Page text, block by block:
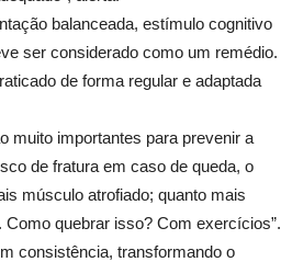
balanceada, estímulo cognitivo
ser considerado como um remédio.
de forma regular e adaptada
muito importantes para prevenir a
de fratura em caso de queda, o
músculo atrofiado; quanto mais
quebrar isso? Com exercícios”.
consistência, transformando o